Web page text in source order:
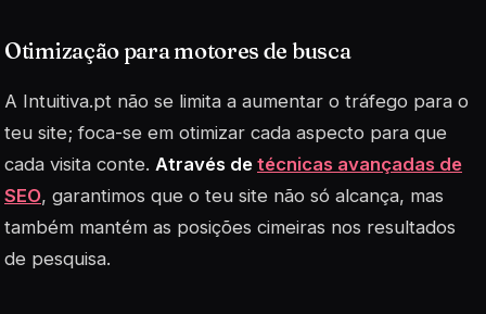
Otimização para motores de busca
A Intuitiva.pt não se limita a aumentar o tráfego para o
teu site; foca-se em otimizar cada aspecto para que
cada visita conte. Através de técnicas avançadas de
SEO, garantimos que o teu site não só alcança, mas
também mantém as posições cimeiras nos resultados
de pesquisa.